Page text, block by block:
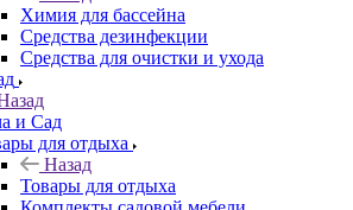
Химия для бассейна
Средства дезинфекции
Средства для очистки и ухода
и Сад
для отдыха
Назад
Товары для отдыха